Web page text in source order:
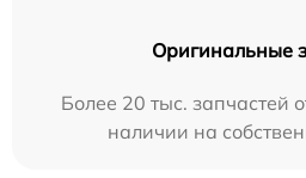
Оригинальные
Более 20 тыс. запчастей
наличии на